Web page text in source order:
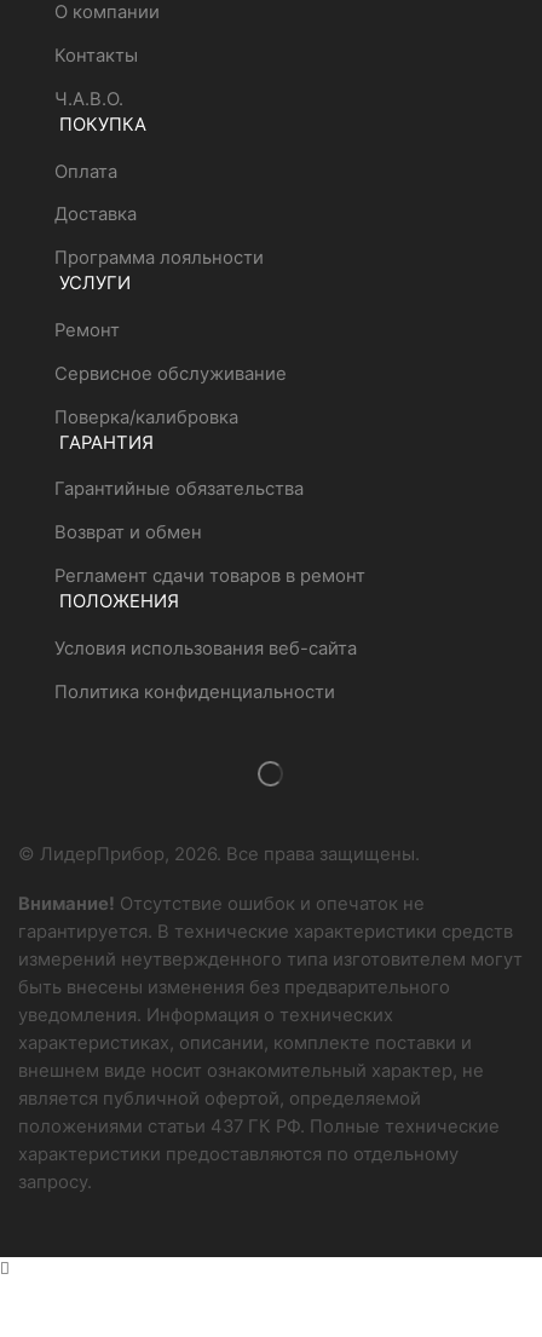
О компании
Контакты
Ч.А.В.О.
ПОКУПКА
Оплата
Доставка
Программа лояльности
УСЛУГИ
Ремонт
Сервисное обслуживание
Поверка/калибровка
ГАРАНТИЯ
Гарантийные обязательства
Возврат и обмен
Регламент сдачи товаров в ремонт
ПОЛОЖЕНИЯ
Условия использования веб-сайта
Политика конфиденциальности
© ЛидерПрибор, 2026. Все права защищены.
Внимание! Отсутствие ошибок и опечаток не
гарантируется. В технические характеристики средств
измерений неутвержденного типа изготовителем могут
быть внесены изменения без предварительного
уведомления. Информация о технических
характеристиках, описании, комплекте поставки и
внешнем виде носит ознакомительный характер, не
является публичной офертой, определяемой
положениями статьи 437 ГК РФ. Полные технические
характеристики предоставляются по отдельному
запросу.